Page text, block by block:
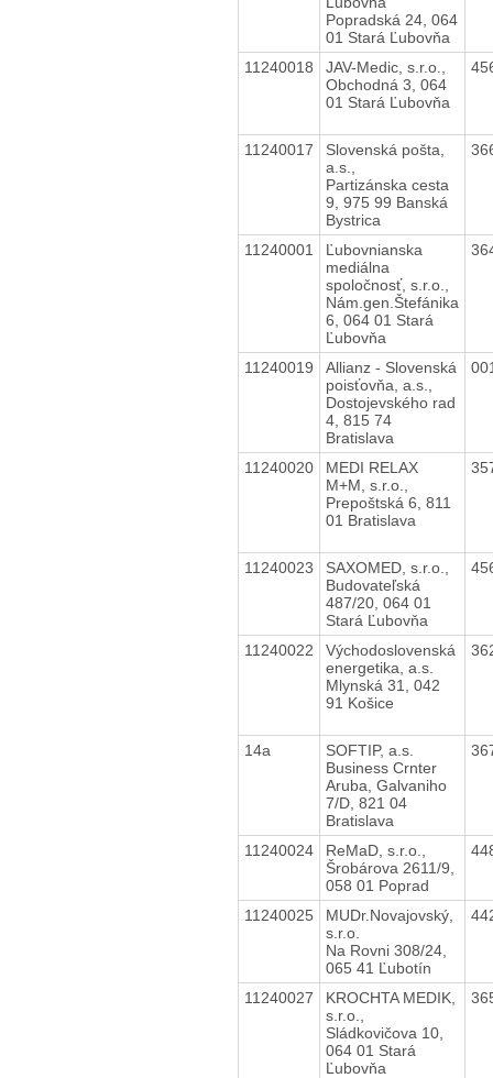
Popradská 24, 064
01 Stará Ľubovňa
11240018
JAV-Medic, s.r.o.,
Obchodná 3, 064
01 Stará Ľubovňa
11240017
Slovenská pošta,
a.s.,
Partizánska cesta
9, 975 99 Banská
Bystrica
11240001
Ľubovnianska
mediálna
spoločnosť, s.r.o.,
Nám.gen.Štefánika
6, 064 01 Stará
Ľubovňa
11240019
Allianz - Slovenská
poisťovňa, a.s.,
Dostojevského rad
4, 815 74
Bratislava
11240020
MEDI RELAX
M+M, s.r.o.,
Prepoštská 6, 811
01 Bratislava
11240023
SAXOMED, s.r.o.,
Budovateľská
487/20, 064 01
Stará Ľubovňa
11240022
Východoslovenská
energetika, a.s.
Mlynská 31, 042
91 Košice
14a
SOFTIP, a.s.
Business Crnter
Aruba, Galvaniho
7/D, 821 04
Bratislava
11240024
ReMaD, s.r.o.,
Šrobárova 2611/9,
058 01 Poprad
11240025
MUDr.Novajovský,
s.r.o.
Na Rovni 308/24,
065 41 Ľubotín
11240027
KROCHTA MEDIK,
s.r.o.,
Sládkovičova 10,
064 01 Stará
Ľubovňa